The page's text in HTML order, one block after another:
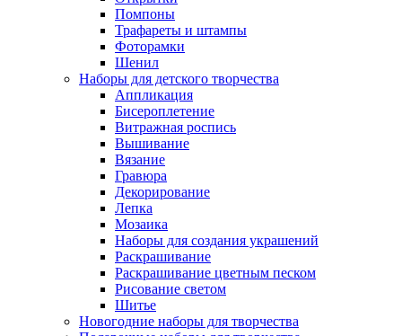
Помпоны
Трафареты и штампы
Фоторамки
Шенил
Наборы для детского творчества
Аппликация
Бисероплетение
Витражная роспись
Вышивание
Вязание
Гравюра
Декорирование
Лепка
Мозаика
Наборы для создания украшений
Раскрашивание
Раскрашивание цветным песком
Рисование светом
Шитье
Новогодние наборы для творчества